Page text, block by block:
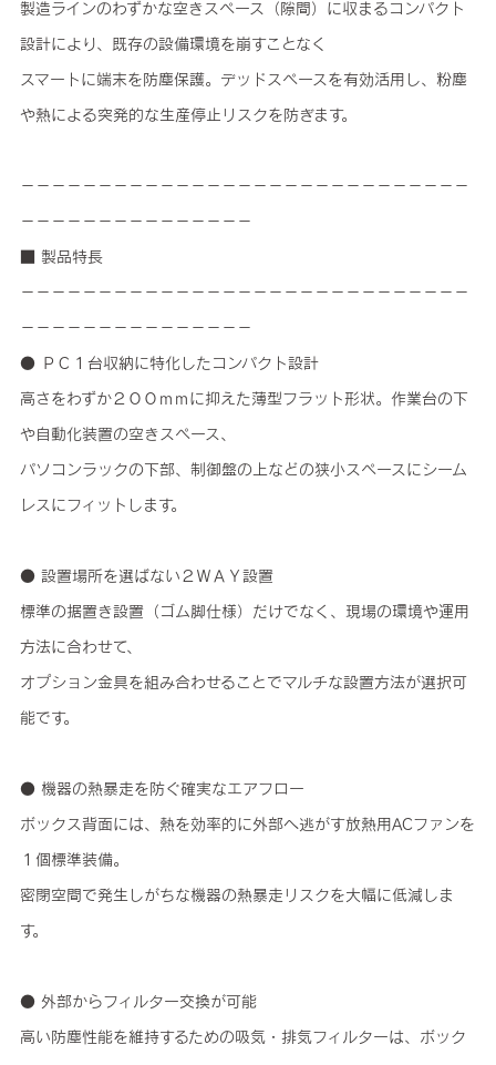
製造ラインのわずかな空きスペース（隙間）に収まるコンパクト
設計により、既存の設備環境を崩すことなく
スマートに端末を防塵保護。デッドスペースを有効活用し、粉塵
や熱による突発的な生産停止リスクを防ぎます。
－－－－－－－－－－－－－－－－－－－－－－－－－－－－－
－－－－－－－－－－－－－－－
■ 製品特長
－－－－－－－－－－－－－－－－－－－－－－－－－－－－－
－－－－－－－－－－－－－－－
● ＰＣ１台収納に特化したコンパクト設計
高さをわずか２００ｍｍに抑えた薄型フラット形状。作業台の下
や自動化装置の空きスペース、
パソコンラックの下部、制御盤の上などの狭小スペースにシーム
レスにフィットします。
● 設置場所を選ばない２ＷＡＹ設置
標準の据置き設置（ゴム脚仕様）だけでなく、現場の環境や運用
方法に合わせて、
オプション金具を組み合わせることでマルチな設置方法が選択可
能です。
● 機器の熱暴走を防ぐ確実なエアフロー
ボックス背面には、熱を効率的に外部へ逃がす放熱用ACファンを
１個標準装備。
密閉空間で発生しがちな機器の熱暴走リスクを大幅に低減しま
す。
● 外部からフィルター交換が可能
高い防塵性能を維持するための吸気・排気フィルターは、ボック